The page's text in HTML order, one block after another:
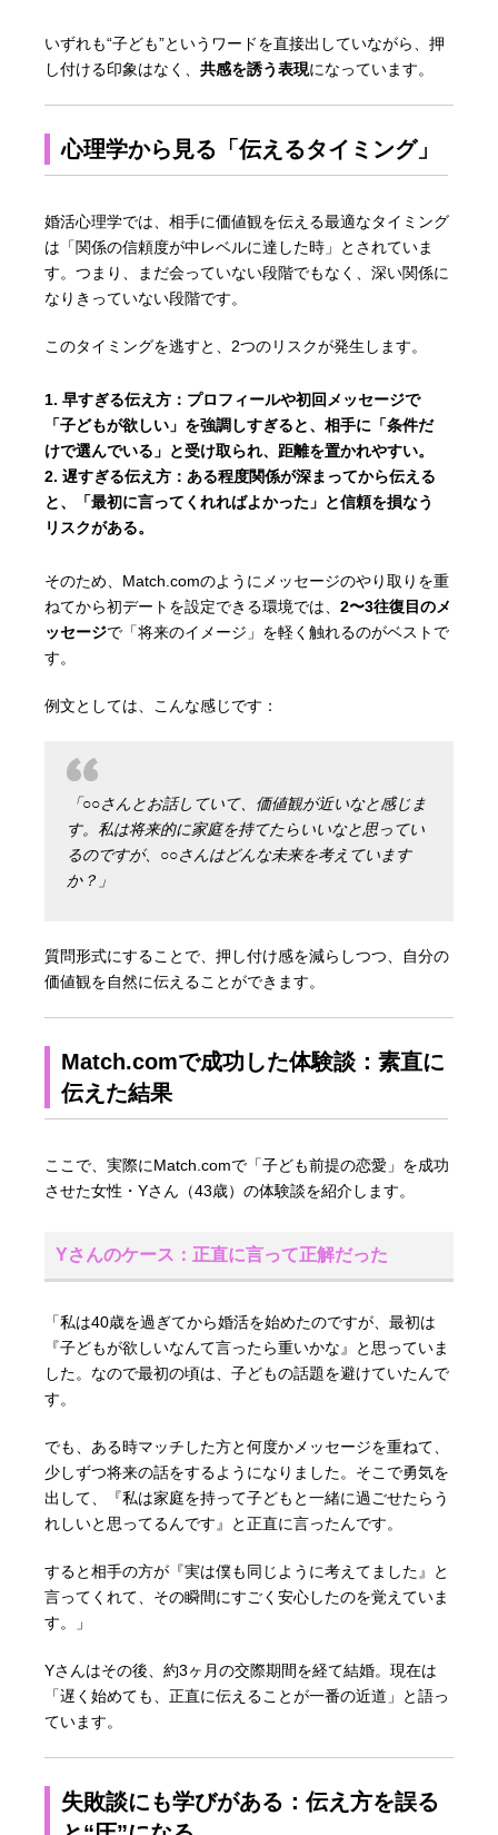
いずれも“子ども”というワードを直接出していながら、押
し付ける印象はなく、共感を誘う表現になっています。
心理学から見る「伝えるタイミング」
婚活心理学では、相手に価値観を伝える最適なタイミング
は「関係の信頼度が中レベルに達した時」とされていま
す。つまり、まだ会っていない段階でもなく、深い関係に
なりきっていない段階です。
このタイミングを逃すと、2つのリスクが発生します。
早すぎる伝え方 ：プロフィールや初回メッセージで
「子どもが欲しい」を強調しすぎると、相手に「条件だ
けで選んでいる」と受け取られ、距離を置かれやすい。
遅すぎる伝え方 ：ある程度関係が深まってから伝える
と、「最初に言ってくれればよかった」と信頼を損なう
リスクがある。
そのため、Match.comのようにメッセージのやり取りを重
ねてから初デートを設定できる環境では、2〜3往復目のメ
ッセージで「将来のイメージ」を軽く触れるのがベストで
す。
例文としては、こんな感じです：
「○○さんとお話していて、価値観が近いなと感じま
す。私は将来的に家庭を持てたらいいなと思ってい
るのですが、○○さんはどんな未来を考えています
か？」
質問形式にすることで、押し付け感を減らしつつ、自分の
価値観を自然に伝えることができます。
Match.comで成功した体験談：素直に
伝えた結果
ここで、実際にMatch.comで「子ども前提の恋愛」を成功
させた女性・Yさん（43歳）の体験談を紹介します。
Yさんのケース：正直に言って正解だった
「私は40歳を過ぎてから婚活を始めたのですが、最初は
『子どもが欲しいなんて言ったら重いかな』と思っていま
した。なので最初の頃は、子どもの話題を避けていたんで
す。
でも、ある時マッチした方と何度かメッセージを重ねて、
少しずつ将来の話をするようになりました。そこで勇気を
出して、『私は家庭を持って子どもと一緒に過ごせたらう
れしいと思ってるんです』と正直に言ったんです。
すると相手の方が『実は僕も同じように考えてました』と
言ってくれて、その瞬間にすごく安心したのを覚えていま
す。」
Yさんはその後、約3ヶ月の交際期間を経て結婚。現在は
「遅く始めても、正直に伝えることが一番の近道」と語っ
ています。
失敗談にも学びがある：伝え方を誤る